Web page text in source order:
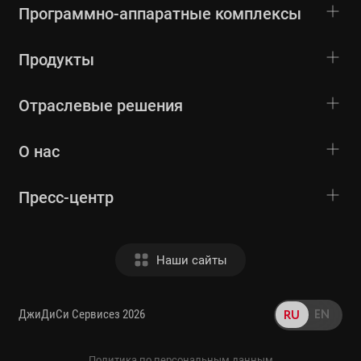
Программно-аппаратные комплексы
Продукты
Отраслевые решения
О нас
Пресс-центр
Наши сайты
ДжиДиСи Сервисез 2026 RU EN